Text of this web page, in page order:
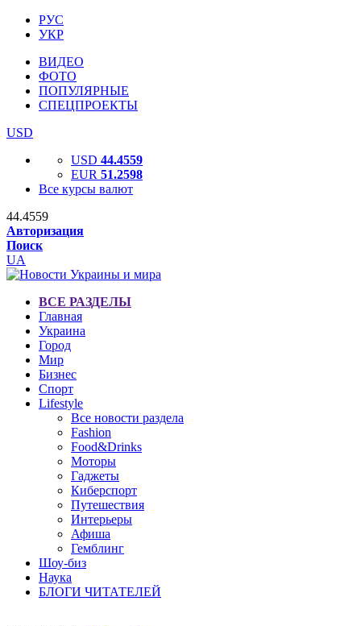
РУС
УКР
ВИДЕО
ФОТО
ПОПУЛЯРНЫЕ
СПЕЦПРОЕКТЫ
USD
USD 44.4559
EUR 51.2598
Все курсы валют
44.4559
Авторизация
Поиск
UA
ВСЕ РАЗДЕЛЫ
Главная
Украина
Город
Мир
Бизнес
Спорт
Lifestyle
Все новости раздела
Fashion
Food&Drinks
Моторы
Гаджеты
Киберспорт
Путешествия
Интерьеры
Афиша
Гемблинг
Шоу-биз
Наука
БЛОГИ ЧИТАТЕЛЕЙ